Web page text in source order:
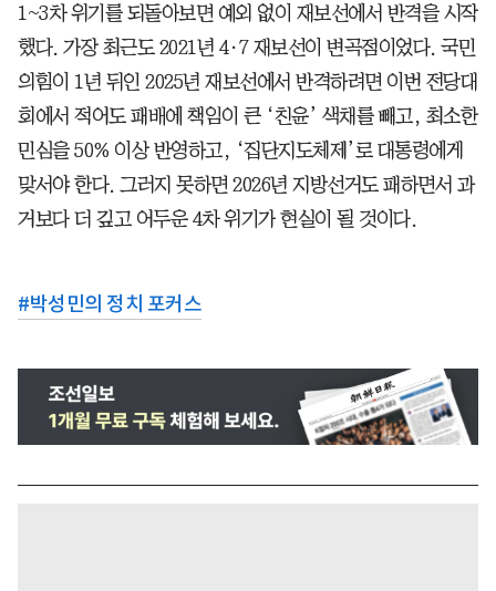
1~3차 위기를 되돌아보면 예외 없이 재보선에서 반격을 시작
했다. 가장 최근도 2021년 4·7 재보선이 변곡점이었다. 국민
의힘이 1년 뒤인 2025년 재보선에서 반격하려면 이번 전당대
회에서 적어도 패배에 책임이 큰 ‘친윤’ 색채를 빼고, 최소한
민심을 50% 이상 반영하고, ‘집단지도체제’로 대통령에게
맞서야 한다. 그러지 못하면 2026년 지방선거도 패하면서 과
거보다 더 깊고 어두운 4차 위기가 현실이 될 것이다.
#박성민의 정치 포커스